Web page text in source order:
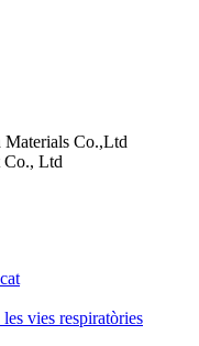
Materials Co.,Ltd
Co., Ltd
vies respiratòries